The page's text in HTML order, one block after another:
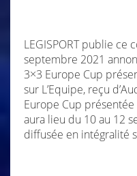
LEGISPORT publie ce
septembre 2021
3×3 Europe Cup
sur L’Equipe, reçu
Europe Cup présentée
aura lieu du 10 au 12
diffusée en intégralité